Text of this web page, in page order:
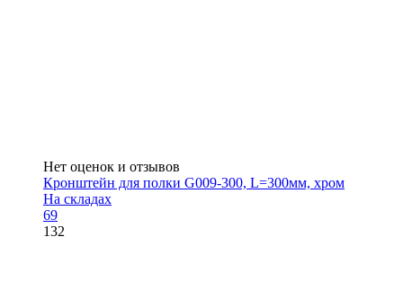
Нет оценок и отзывов
Кронштейн для полки G009-300, L=300мм, хром
На складах
69
132